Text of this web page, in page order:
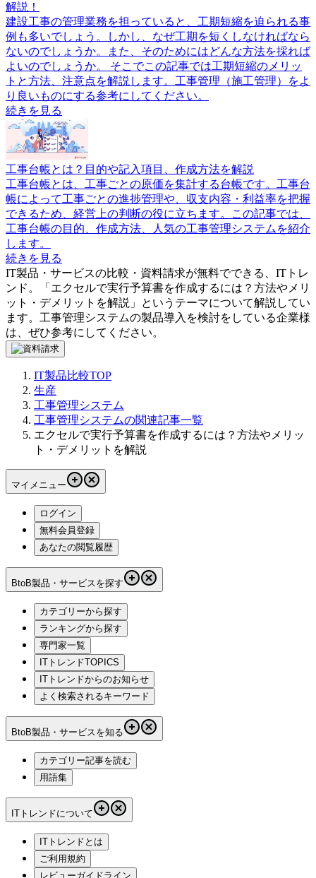
解説！
建設工事の管理業務を担っていると、工期短縮を迫られる事
例も多いでしょう。しかし、なぜ工期を短くしなければなら
ないのでしょうか。また、そのためにはどんな方法を採れば
よいのでしょうか。 そこでこの記事では工期短縮のメリッ
トと方法、注意点を解説します。工事管理（施工管理）をよ
り良いものにする参考にしてください。
続きを見る
工事台帳とは？目的や記入項目、作成方法を解説
工事台帳とは、工事ごとの原価を集計する台帳です。工事台
帳によって工事ごとの進捗管理や、収支内容・利益率を把握
できるため、経営上の判断の役に立ちます。この記事では、
工事台帳の目的、作成方法、人気の工事管理システムを紹介
します。
続きを見る
IT製品・サービスの比較・資料請求が無料でできる、ITトレ
ンド。「 エクセルで実行予算書を作成するには？方法やメリ
ット・デメリットを解説 」というテーマについて解説してい
ます。 工事管理システムの製品導入を検討をしている企業様
は、ぜひ参考にしてください。
IT製品比較TOP
生産
工事管理システム
工事管理システムの関連記事一覧
エクセルで実行予算書を作成するには？方法やメリッ
ト・デメリットを解説
マイメニュー
ログイン
無料会員登録
あなたの閲覧履歴
BtoB製品・サービスを探す
カテゴリーから探す
ランキングから探す
専門家一覧
ITトレンドTOPICS
ITトレンドからのお知らせ
よく検索されるキーワード
BtoB製品・サービスを知る
カテゴリー記事を読む
用語集
ITトレンドについて
ITトレンドとは
ご利用規約
レビューガイドライン